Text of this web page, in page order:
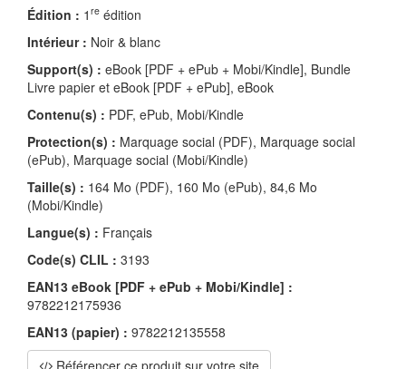
Édition : 1 re édition
Intérieur : Noir & blanc
Support(s) : eBook [PDF + ePub + Mobi/Kindle], Bundle
Livre papier et eBook [PDF + ePub], eBook
Contenu(s) : PDF, ePub, Mobi/Kindle
Protection(s) : Marquage social (PDF), Marquage social
(ePub), Marquage social (Mobi/Kindle)
Taille(s) : 164 Mo (PDF), 160 Mo (ePub), 84,6 Mo
(Mobi/Kindle)
Langue(s) : Français
Code(s) CLIL : 3193
EAN13 eBook [PDF + ePub + Mobi/Kindle] :
9782212175936
EAN13 (papier) : 9782212135558
Référencer ce produit sur votre site